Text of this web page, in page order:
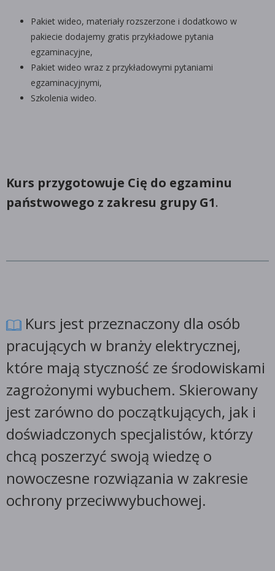
Pakiet wideo, materiały rozszerzone i dodatkowo w
pakiecie dodajemy gratis przykładowe pytania
egzaminacyjne,
Pakiet wideo wraz z przykładowymi pytaniami
egzaminacyjnymi,
Szkolenia wideo.
Kurs przygotowuje Cię do egzaminu
państwowego z zakresu grupy G1.
Kurs jest przeznaczony dla osób
pracujących w branży elektrycznej,
które mają styczność ze środowiskami
zagrożonymi wybuchem. Skierowany
jest zarówno do początkujących, jak i
doświadczonych specjalistów, którzy
chcą poszerzyć swoją wiedzę o
nowoczesne rozwiązania w zakresie
ochrony przeciwwybuchowej.